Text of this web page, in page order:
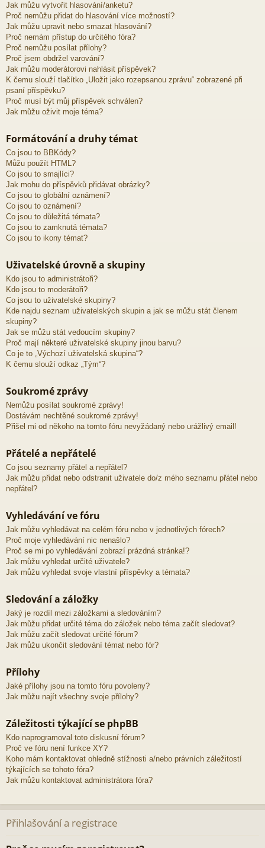
Jak můžu vytvořit hlasování/anketu?
Proč nemůžu přidat do hlasování více možností?
Jak můžu upravit nebo smazat hlasování?
Proč nemám přístup do určitého fóra?
Proč nemůžu posílat přílohy?
Proč jsem obdržel varování?
Jak můžu moderátorovi nahlásit příspěvek?
K čemu slouží tlačítko „Uložit jako rozepsanou zprávu“ zobrazené při
psaní příspěvku?
Proč musí být můj příspěvek schválen?
Jak můžu oživit moje téma?
Formátování a druhy témat
Co jsou to BBKódy?
Můžu použít HTML?
Co jsou to smajlíci?
Jak mohu do příspěvků přidávat obrázky?
Co jsou to globální oznámení?
Co jsou to oznámení?
Co jsou to důležitá témata?
Co jsou to zamknutá témata?
Co jsou to ikony témat?
Uživatelské úrovně a skupiny
Kdo jsou to administrátoři?
Kdo jsou to moderátoři?
Co jsou to uživatelské skupiny?
Kde najdu seznam uživatelských skupin a jak se můžu stát členem
skupiny?
Jak se můžu stát vedoucím skupiny?
Proč mají některé uživatelské skupiny jinou barvu?
Co je to „Výchozí uživatelská skupina“?
K čemu slouží odkaz „Tým“?
Soukromé zprávy
Nemůžu posílat soukromé zprávy!
Dostávám nechtěné soukromé zprávy!
Přišel mi od někoho na tomto fóru nevyžádaný nebo urážlivý email!
Přátelé a nepřátelé
Co jsou seznamy přátel a nepřátel?
Jak můžu přidat nebo odstranit uživatele do/z mého seznamu přátel nebo
nepřátel?
Vyhledávání ve fóru
Jak můžu vyhledávat na celém fóru nebo v jednotlivých fórech?
Proč moje vyhledávání nic nenašlo?
Proč se mi po vyhledávání zobrazí prázdná stránka!?
Jak můžu vyhledat určité uživatele?
Jak můžu vyhledat svoje vlastní příspěvky a témata?
Sledování a záložky
Jaký je rozdíl mezi záložkami a sledováním?
Jak můžu přidat určité téma do záložek nebo téma začít sledovat?
Jak můžu začít sledovat určité fórum?
Jak můžu ukončit sledování témat nebo fór?
Přílohy
Jaké přílohy jsou na tomto fóru povoleny?
Jak můžu najít všechny svoje přílohy?
Záležitosti týkající se phpBB
Kdo naprogramoval toto diskusní fórum?
Proč ve fóru není funkce XY?
Koho mám kontaktovat ohledně stížnosti a/nebo právních záležitostí
týkajících se tohoto fóra?
Jak můžu kontaktovat administrátora fóra?
Přihlašování a registrace